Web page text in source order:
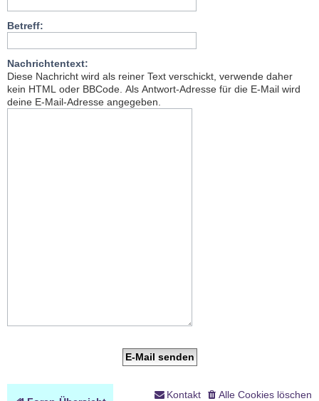
Betreff:
Nachrichtentext:
Diese Nachricht wird als reiner Text verschickt, verwende daher
kein HTML oder BBCode. Als Antwort-Adresse für die E-Mail wird
deine E-Mail-Adresse angegeben.
Alle Cookies löschen
Kontakt